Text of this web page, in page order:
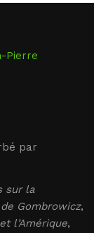
Pierre
par
sur la
Gombrowicz,
l’Amérique,